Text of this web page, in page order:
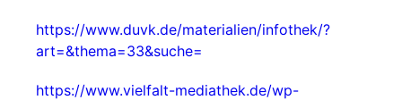
https://www.duvk.de/materialien/infothek/?
art=&thema=33&suche=
https://www.vielfalt-mediathek.de/wp-